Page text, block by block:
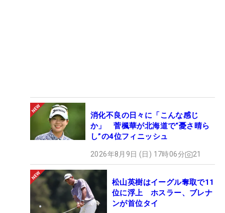
消化不良の日々に「こんな感じ
か」 菅楓華が北海道で“憂さ晴ら
し”の4位フィニッシュ
2026年8月9日 (日) 17時06分 21
松山英樹はイーグル奪取で11
位に浮上 ホスラー、ブレナ
ンが首位タイ